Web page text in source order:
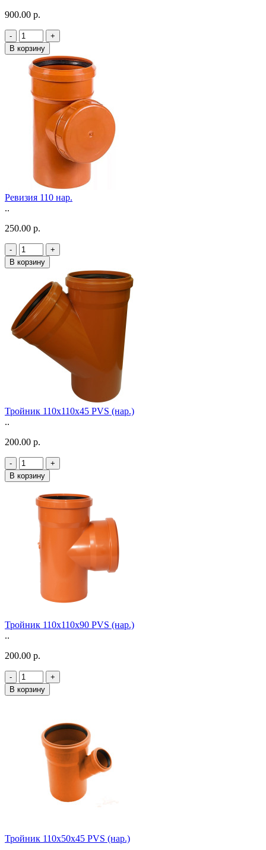
900.00 р.
-
+
В корзину
Ревизия 110 нар.
..
250.00 р.
-
+
В корзину
Тройник 110х110х45 PVS (нар.)
..
200.00 р.
-
+
В корзину
Тройник 110х110х90 PVS (нар.)
..
200.00 р.
-
+
В корзину
Тройник 110х50х45 PVS (нар.)